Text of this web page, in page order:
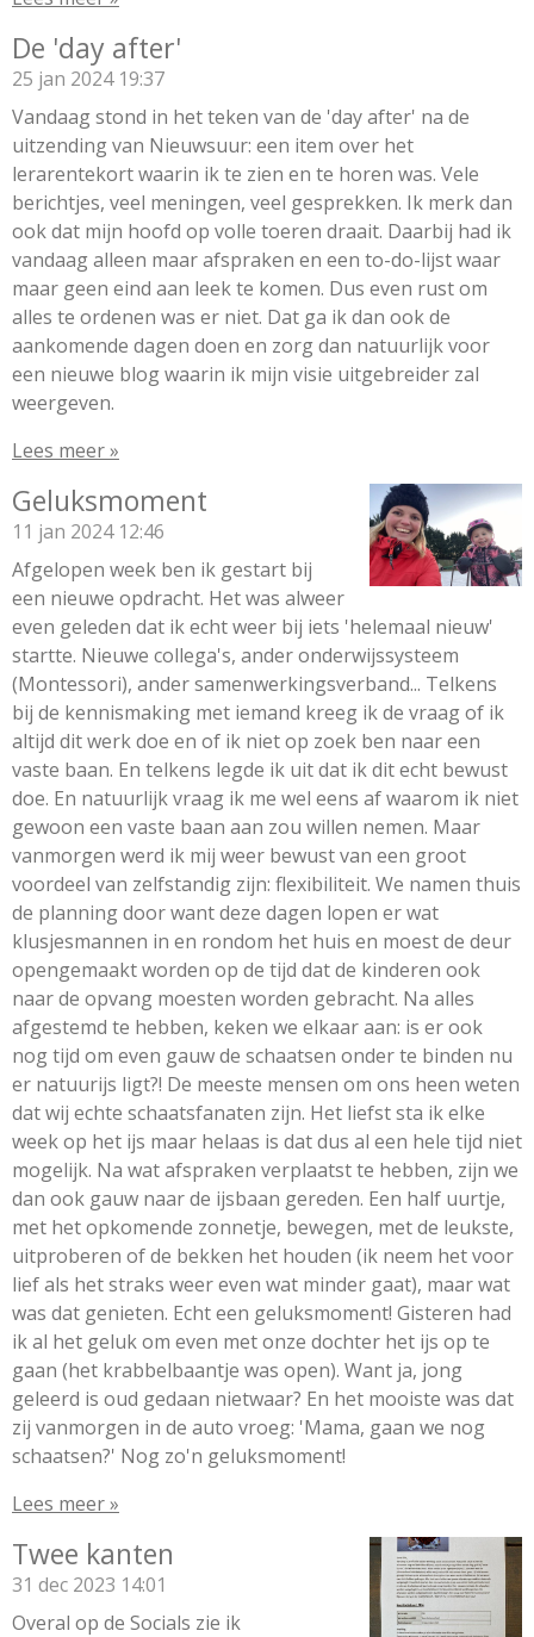
De 'day after'
25 jan 2024 19:37
Vandaag stond in het teken van de 'day after' na de
uitzending van Nieuwsuur: een item over het
lerarentekort waarin ik te zien en te horen was. Vele
berichtjes, veel meningen, veel gesprekken. Ik merk dan
ook dat mijn hoofd op volle toeren draait. Daarbij had ik
vandaag alleen maar afspraken en een to-do-lijst waar
maar geen eind aan leek te komen. Dus even rust om
alles te ordenen was er niet. Dat ga ik dan ook de
aankomende dagen doen en zorg dan natuurlijk voor
een nieuwe blog waarin ik mijn visie uitgebreider zal
weergeven.
Lees meer »
Geluksmoment
11 jan 2024 12:46
Afgelopen week ben ik gestart bij
een nieuwe opdracht. Het was alweer
even geleden dat ik echt weer bij iets 'helemaal nieuw'
startte. Nieuwe collega's, ander onderwijssysteem
(Montessori), ander samenwerkingsverband... Telkens
bij de kennismaking met iemand kreeg ik de vraag of ik
altijd dit werk doe en of ik niet op zoek ben naar een
vaste baan. En telkens legde ik uit dat ik dit echt bewust
doe. En natuurlijk vraag ik me wel eens af waarom ik niet
gewoon een vaste baan aan zou willen nemen. Maar
vanmorgen werd ik mij weer bewust van een groot
voordeel van zelfstandig zijn: flexibiliteit. We namen thuis
de planning door want deze dagen lopen er wat
klusjesmannen in en rondom het huis en moest de deur
opengemaakt worden op de tijd dat de kinderen ook
naar de opvang moesten worden gebracht. Na alles
afgestemd te hebben, keken we elkaar aan: is er ook
nog tijd om even gauw de schaatsen onder te binden nu
er natuurijs ligt?! De meeste mensen om ons heen weten
dat wij echte schaatsfanaten zijn. Het liefst sta ik elke
week op het ijs maar helaas is dat dus al een hele tijd niet
mogelijk. Na wat afspraken verplaatst te hebben, zijn we
dan ook gauw naar de ijsbaan gereden. Een half uurtje,
met het opkomende zonnetje, bewegen, met de leukste,
uitproberen of de bekken het houden (ik neem het voor
lief als het straks weer even wat minder gaat), maar wat
was dat genieten. Echt een geluksmoment! Gisteren had
ik al het geluk om even met onze dochter het ijs op te
gaan (het krabbelbaantje was open). Want ja, jong
geleerd is oud gedaan nietwaar? En het mooiste was dat
zij vanmorgen in de auto vroeg: 'Mama, gaan we nog
schaatsen?' Nog zo'n geluksmoment!
Lees meer »
Twee kanten
31 dec 2023 14:01
Overal op de Socials zie ik